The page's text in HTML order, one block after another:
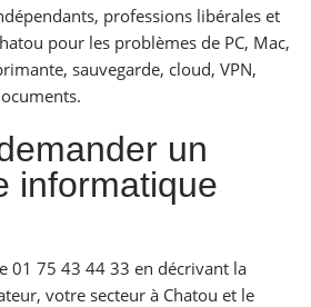
professions libérales et
pour les problèmes de PC, Mac,
sauvegarde, cloud, VPN,
un
informatique
01 75 43 44 33 en décrivant la
votre secteur à Chatou et le